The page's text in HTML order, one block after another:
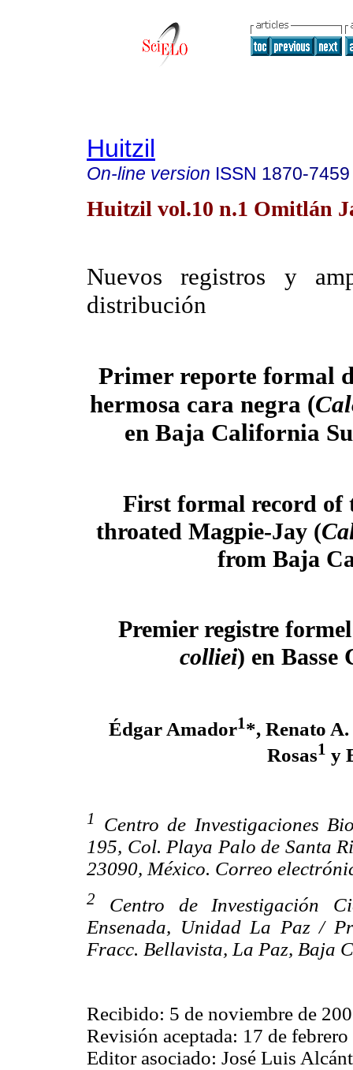
Huitzil
On-line version ISSN 1870-7459
Huitzil vol.10 n.1 Omitlán
Nuevos registros y
distribución
Primer reporte formal
hermosa cara negra (
en Baja California
First formal record of
throated Magpie-Jay (
from Baja
Premier registre
colliei) en Basse
Édgar Amador1*, Renato
Rosas1 y
1
Centro de Investigaciones
195, Col. Playa Palo de Santa
23090, México. Correo
2
Centro de Investigación
Ensenada, Unidad La Paz /
Fracc. Bellavista, La Paz, Baja
Recibido: 5 de noviembre de
Revisión aceptada: 17 de
Editor asociado: José Luis